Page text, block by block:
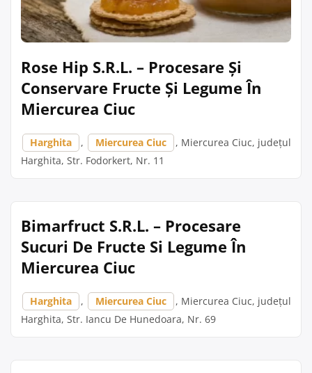
Rose Hip S.R.L. – Procesare Și
Conservare Fructe Și Legume În
Miercurea Ciuc
Harghita , Miercurea Ciuc
, Miercurea Ciuc, județul
Harghita, Str. Fodorkert, Nr. 11
Bimarfruct S.R.L. – Procesare
Sucuri De Fructe Si Legume În
Miercurea Ciuc
Harghita , Miercurea Ciuc
, Miercurea Ciuc, județul
Harghita, Str. Iancu De Hunedoara, Nr. 69